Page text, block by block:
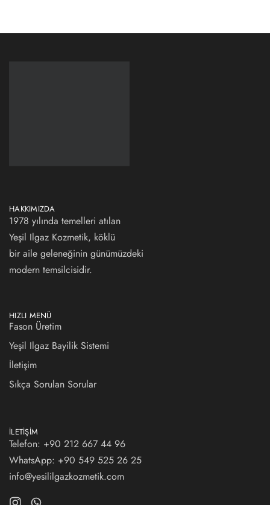
HAKKIMIZDA
1978 yılında temelleri atılan
Yeşil Ilgaz Kozmetik, köklü
bir aile geleneğinin günümüzdeki
modern temsilcisidir.
HIZLI MENÜ
Fason Üretim
Yeşil Ilgaz Bayilik Sistemi
İletişim
Sıkça Sorulan Sorular
İLETIŞIM
Telefon: +90 212 667 44 96
WhatsApp: +90 549 525 26 25
info@yesililgazkozmetik.com